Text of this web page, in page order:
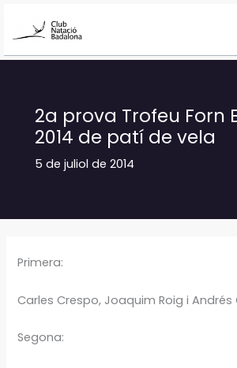
2a prova Trofeu Forn
2014 de patí de vela
5 de juliol de 2014
Primera:
Carles Crespo, Joaquim Roig i Andrés
Segona: